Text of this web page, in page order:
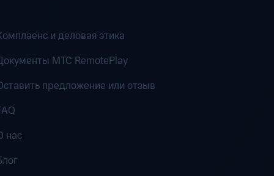
и деловая этика
MTC RemotePlay
предложение или отзыв
нас